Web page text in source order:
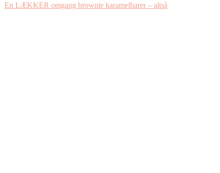
En LÆKKER omgang brownie karamelbarer – altså